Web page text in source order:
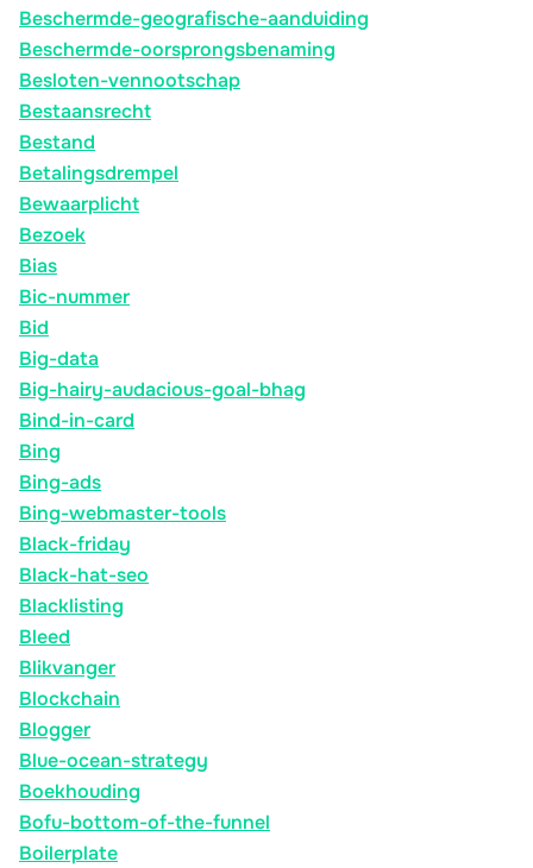
Beschermde-geografische-aanduiding
Beschermde-oorsprongsbenaming
Besloten-vennootschap
Bestaansrecht
Bestand
Betalingsdrempel
Bewaarplicht
Bezoek
Bias
Bic-nummer
Bid
Big-data
Big-hairy-audacious-goal-bhag
Bind-in-card
Bing
Bing-ads
Bing-webmaster-tools
Black-friday
Black-hat-seo
Blacklisting
Bleed
Blikvanger
Blockchain
Blogger
Blue-ocean-strategy
Boekhouding
Bofu-bottom-of-the-funnel
Boilerplate